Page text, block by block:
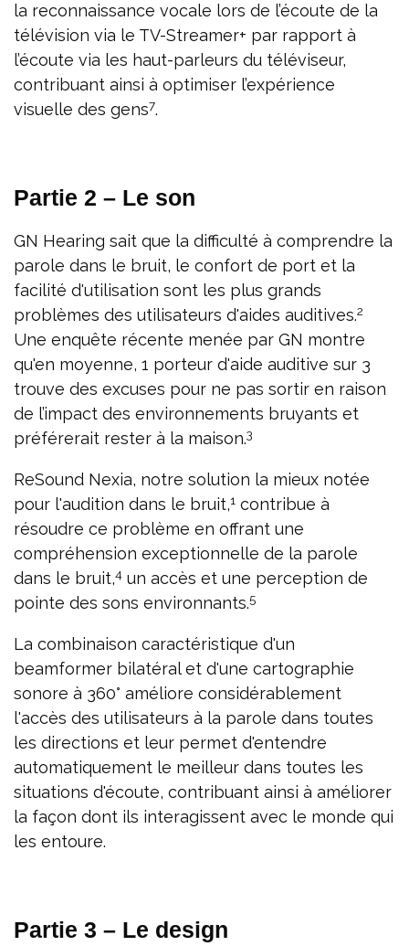
la reconnaissance vocale lors de l’écoute de la
télévision via le TV-Streamer+ par rapport à
l’écoute via les haut-parleurs du téléviseur,
contribuant ainsi à optimiser l’expérience
visuelle des gens7.
Partie 2 – Le son
GN Hearing sait que la difficulté à comprendre la
parole dans le bruit, le confort de port et la
facilité d'utilisation sont les plus grands
problèmes des utilisateurs d'aides auditives.2
Une enquête récente menée par GN montre
qu'en moyenne, 1 porteur d'aide auditive sur 3
trouve des excuses pour ne pas sortir en raison
de l’impact des environnements bruyants et
préférerait rester à la maison.3
ReSound Nexia, notre solution la mieux notée
pour l'audition dans le bruit,1 contribue à
résoudre ce problème en offrant une
compréhension exceptionnelle de la parole
dans le bruit,4 un accès et une perception de
pointe des sons environnants.5
La combinaison caractéristique d'un
beamformer bilatéral et d'une cartographie
sonore à 360° améliore considérablement
l'accès des utilisateurs à la parole dans toutes
les directions et leur permet d'entendre
automatiquement le meilleur dans toutes les
situations d'écoute, contribuant ainsi à améliorer
la façon dont ils interagissent avec le monde qui
les entoure.
Partie 3 – Le design